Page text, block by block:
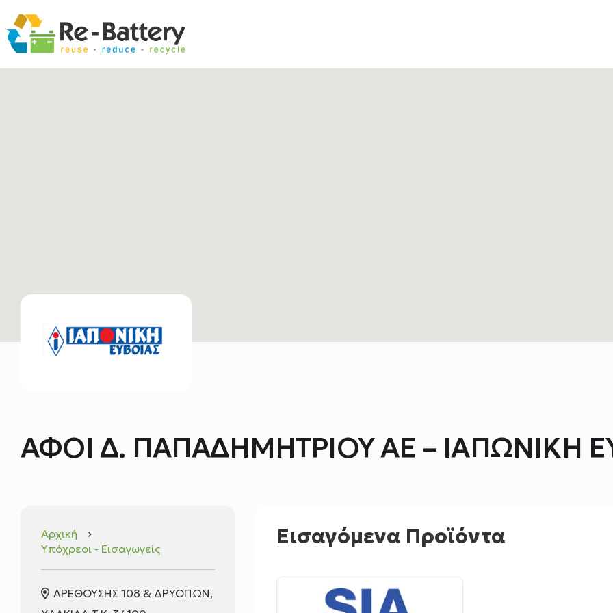
ΑΦΟΙ Δ. ΠΑΠΑΔΗΜΗΤΡΙΟΥ ΑΕ – ΙΑΠΩΝΙΚΗ
Αρχική keyboard_arrow_right
Υπόχρεοι - Εισαγωγείς
ΑΡΕΘΟΥΣΗΣ 108 & ΔΡΥΟΠΩΝ,
Εισαγόμενα Προϊόντα